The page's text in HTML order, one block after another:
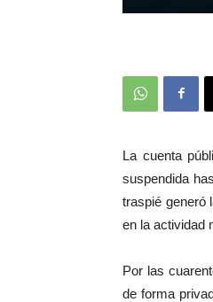
La cuenta
suspendida
traspié generó
en la actividad
Por las
de forma